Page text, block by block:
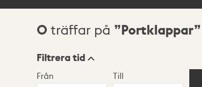
Sökresultat
0 träffar på Portklappar
Visningsläge
Filtrera tid
Från Till